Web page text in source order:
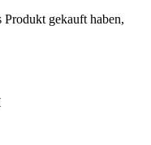
Produkt gekauft haben,